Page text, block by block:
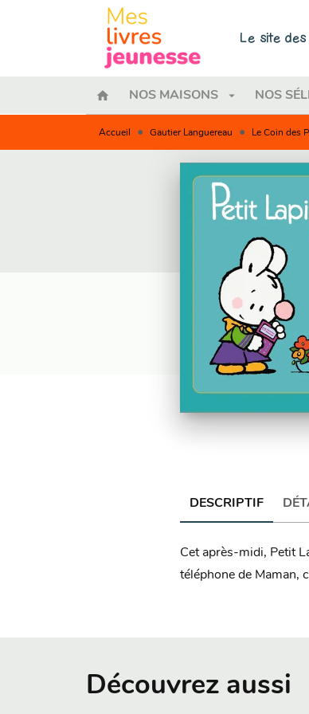
MENU
Le site
home NOS MAISONS arrow_drop_down NOS
Accueil • Gautier Languereau • Le Coin des
DESCRIPTIF
Cet après-midi, Petit
téléphone de Maman,
Découvrez aussi